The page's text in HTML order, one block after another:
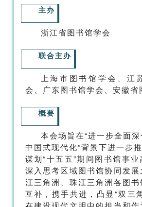
主办
浙江省图书馆学会
联合主办
上海市图书馆学会、江
会、广东图书馆学会、安徽省
概要
本会场旨在“进一步全面
中国式现代化”背景下进一步推
谋划“十五五”期间图书馆事业
深入思考区域图书馆协同发
江三角洲、珠江三角洲各图
互补，携手共进，凸显“双三